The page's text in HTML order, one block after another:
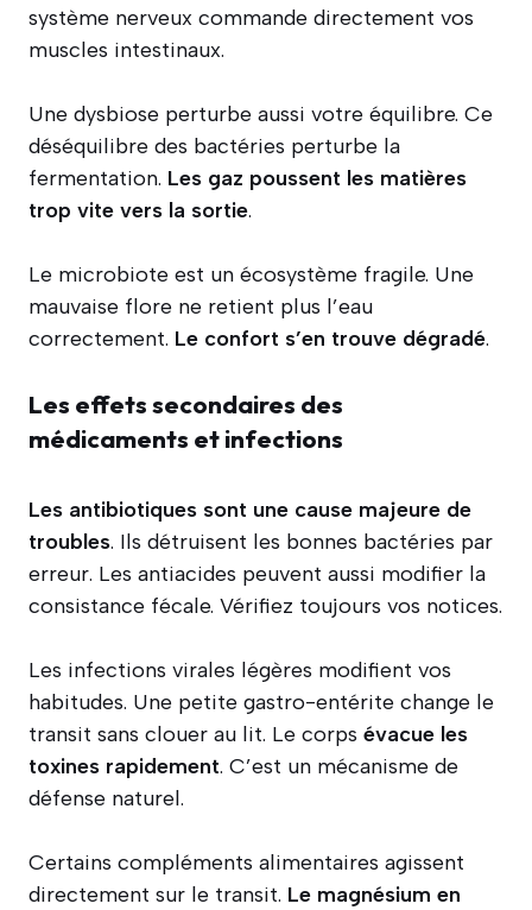
système nerveux commande directement vos
muscles intestinaux.
Une dysbiose perturbe aussi votre équilibre. Ce
déséquilibre des bactéries perturbe la
fermentation. Les gaz poussent les matières
trop vite vers la sortie.
Le microbiote est un écosystème fragile. Une
mauvaise flore ne retient plus l’eau
correctement. Le confort s’en trouve dégradé.
Les effets secondaires des
médicaments et infections
Les antibiotiques sont une cause majeure de
troubles. Ils détruisent les bonnes bactéries par
erreur. Les antiacides peuvent aussi modifier la
consistance fécale. Vérifiez toujours vos notices.
Les infections virales légères modifient vos
habitudes. Une petite gastro-entérite change le
transit sans clouer au lit. Le corps évacue les
toxines rapidement. C’est un mécanisme de
défense naturel.
Certains compléments alimentaires agissent
directement sur le transit. Le magnésium en